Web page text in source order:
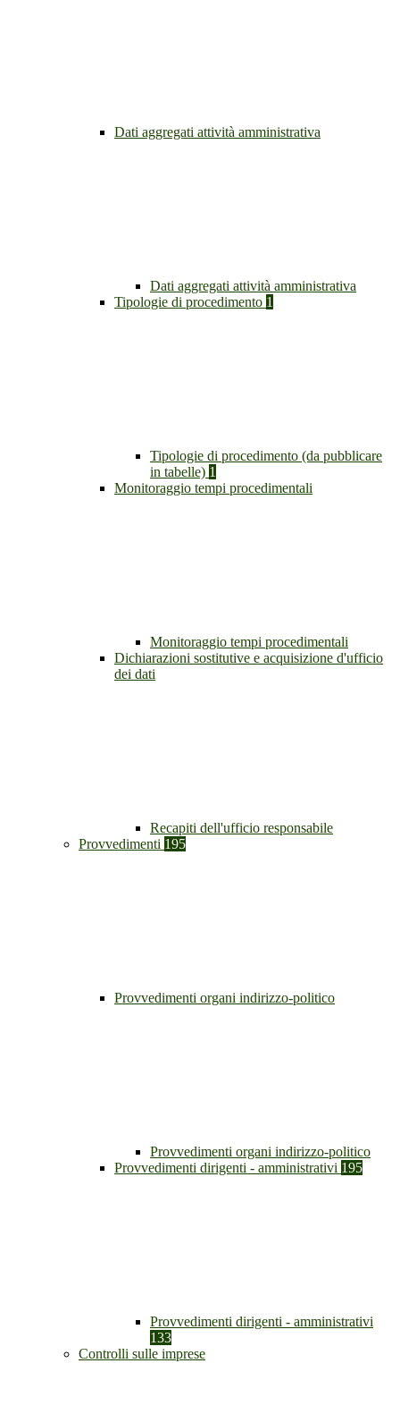
Dati aggregati attività amministrativa
Dati aggregati attività amministrativa
Tipologie di procedimento 1
Tipologie di procedimento (da pubblicare
in tabelle) 1
Monitoraggio tempi procedimentali
Monitoraggio tempi procedimentali
Dichiarazioni sostitutive e acquisizione d'ufficio
dei dati
Recapiti dell'ufficio responsabile
Provvedimenti 195
Provvedimenti organi indirizzo-politico
Provvedimenti organi indirizzo-politico
Provvedimenti dirigenti - amministrativi 195
Provvedimenti dirigenti - amministrativi
133
Controlli sulle imprese